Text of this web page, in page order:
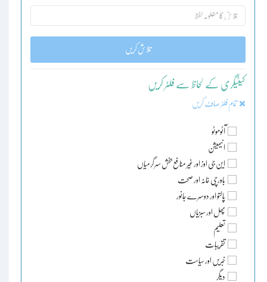
تلاش کریں
کیٹیگری کے لحاظ سے فلٹر کریں
تمام فلٹر صاف کریں
آٹوموٹو
انیمیشن
این جی اوز اور غیر منافع بخش سرگرمیاں
باورچی خانہ اور صحت
پالتو اور دوسرے جانور
پھل اور سبزیاں
تعلیم
تقریبات
خبریں اور سیاست
دیگر